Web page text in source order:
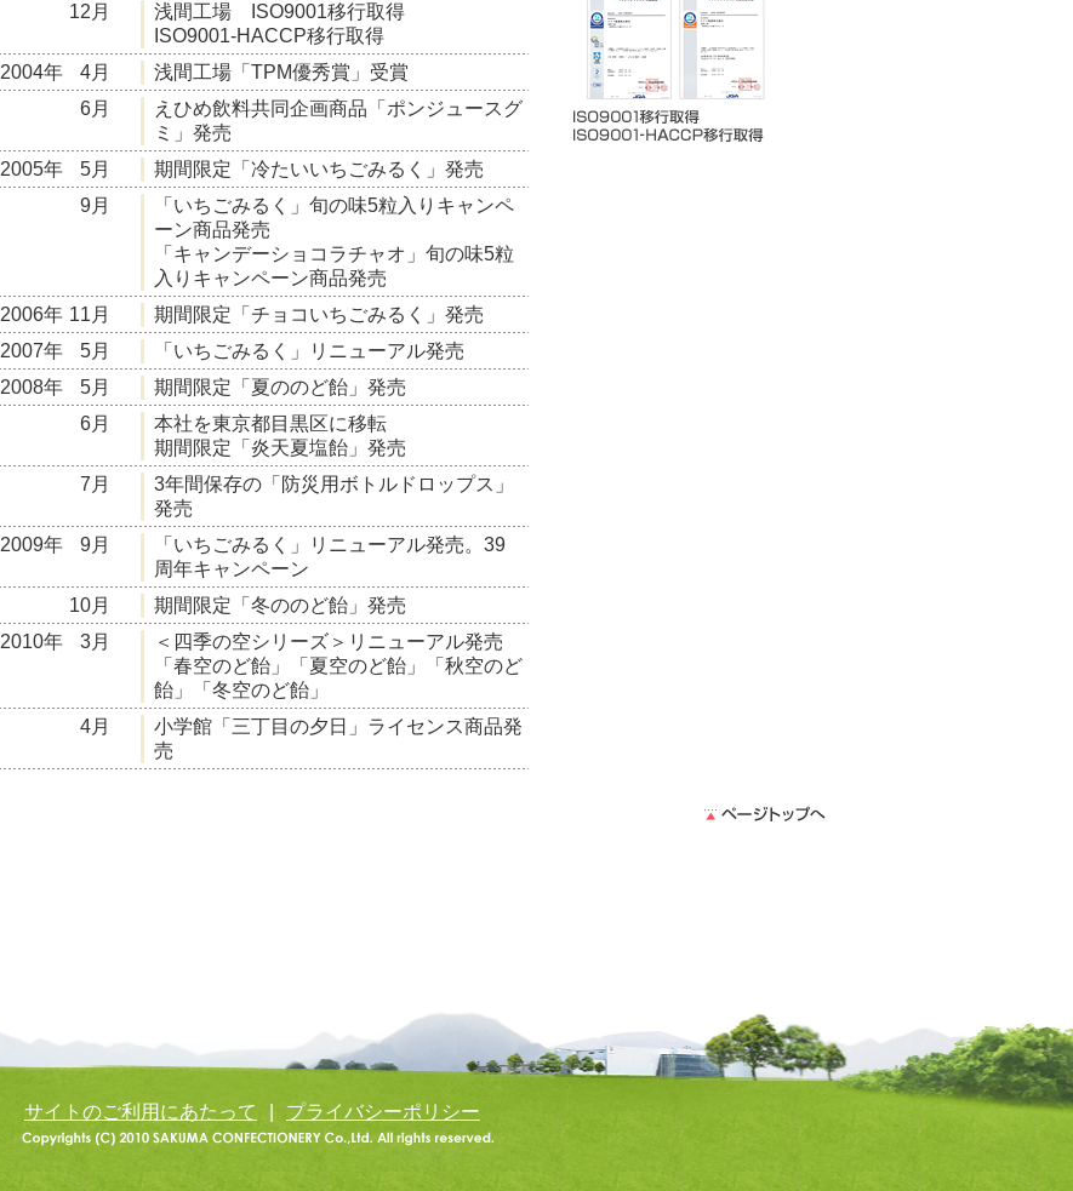
12月
浅間工場 ISO9001移行取得
ISO9001-HACCP移行取得
2004年
4月
浅間工場「TPM優秀賞」受賞
6月
えひめ飲料共同企画商品「ポンジュースグ
ミ」発売
2005年
5月
期間限定「冷たいいちごみるく」発売
9月
「いちごみるく」旬の味5粒入りキャンペ
ーン商品発売
「キャンデーショコラチャオ」旬の味5粒
入りキャンペーン商品発売
2006年 11月
期間限定「チョコいちごみるく」発売
2007年
5月
「いちごみるく」リニューアル発売
2008年
5月
期間限定「夏ののど飴」発売
6月
本社を東京都目黒区に移転
期間限定「炎天夏塩飴」発売
7月
3年間保存の「防災用ボトルドロップス」
発売
2009年
9月
「いちごみるく」リニューアル発売。39
周年キャンペーン
10月
期間限定「冬ののど飴」発売
2010年
3月
＜四季の空シリーズ＞リニューアル発売
「春空のど飴」「夏空のど飴」「秋空のど
飴」「冬空のど飴」
4月
小学館「三丁目の夕日」ライセンス商品発
売
サイトのご利用にあたって プライバシーポリシー